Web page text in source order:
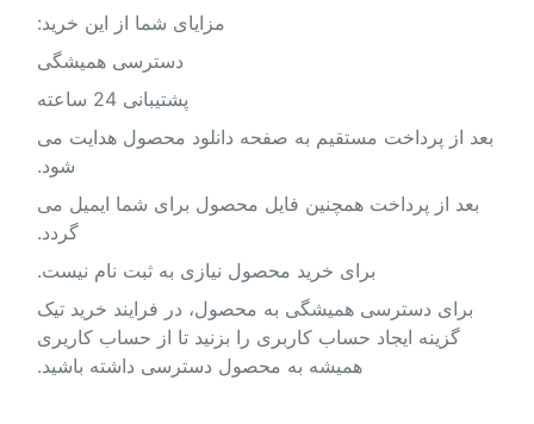
مزایای شما از این خرید:
دسترسی همیشگی
پشتیبانی 24 ساعته
بعد از پرداخت مستقیم به صفحه دانلود محصول هدایت می
شود.
بعد از پرداخت همچنین فایل محصول برای شما ایمیل می
گردد.
برای خرید محصول نیازی به ثبت نام نیست.
برای دسترسی همیشگی به محصول، در فرایند خرید تیک
گزینه ایجاد حساب کاربری را بزنید تا از حساب کاریری
همیشه به محصول دسترسی داشته باشید.